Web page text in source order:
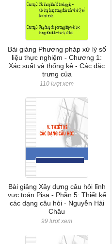
Bài giảng Phương pháp xử lý số
liệu thực nghiệm - Chương 1:
Xác suất và thống kê - Các đặc
trưng của
110 lượt xem
Bài giảng Xây dựng câu hỏi lĩnh
vực toán Pisa - Phần 5: Thiết kế
các dạng câu hỏi - Nguyễn Hải
Châu
99 lượt xem